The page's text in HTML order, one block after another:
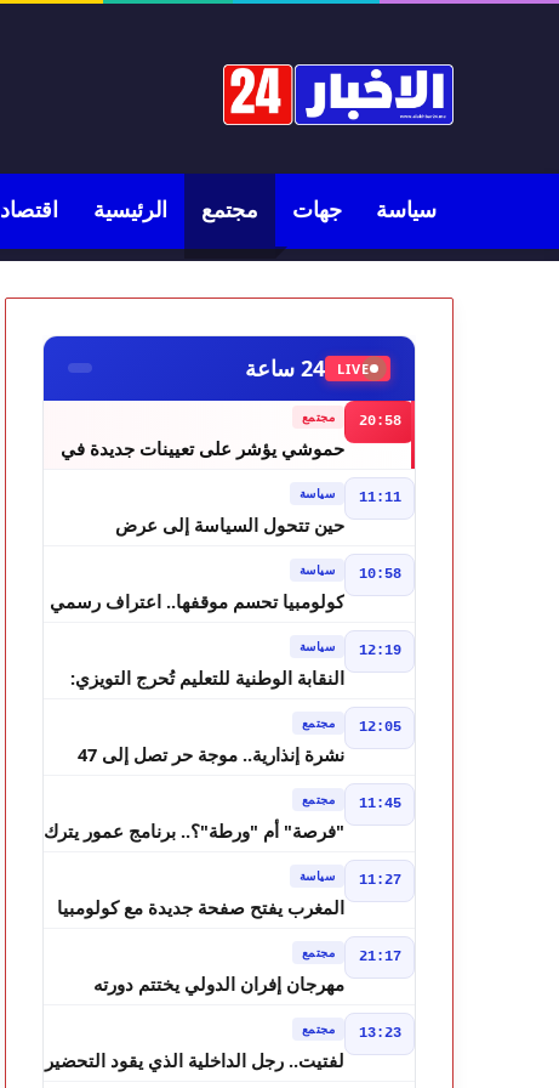
سياسة جهات مجتمع الرئيسية اقتصاد
LIVE 24 ساعة
20:58 مجتمع
حموشي يؤشر على تعيينات جديدة في
المملكة
11:11 سياسة
حين تتحول السياسة إلى عرض
التعليقات الساخرة
10:58 سياسة
كولومبيا تحسم موقفها.. اعتراف رسمي
12:19 سياسة
النقابة الوطنية للتعليم تُحرج التويزي:
12:05 مجتمع
نشرة إنذارية.. موجة حر تصل إلى 47
بالمغرب
11:45 مجتمع
"فرصة" أم "ورطة"؟.. برنامج عمور يترك
11:27 سياسة
المغرب يفتح صفحة جديدة مع كولومبيا
21:17 مجتمع
مهرجان إفران الدولي يختتم دورته
تخطف الأضواء
13:23 مجتمع
لفتيت.. رجل الداخلية الذي يقود التحضير